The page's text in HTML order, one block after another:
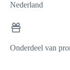
Nederland
Onderdeel van